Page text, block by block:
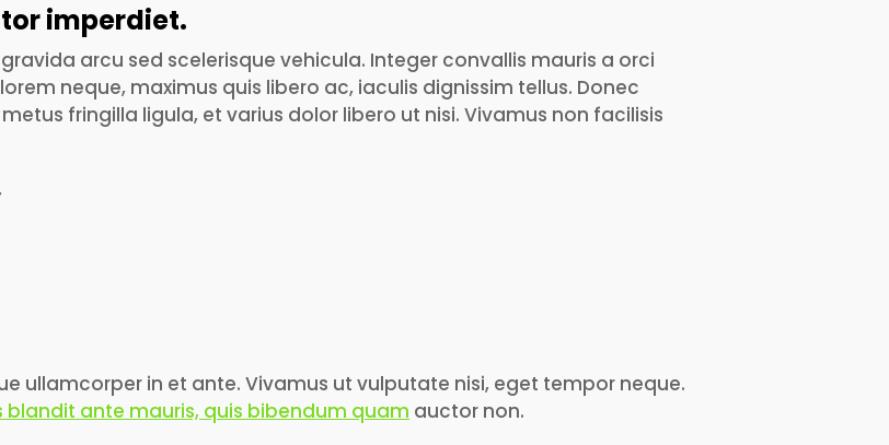
imperdiet.
arcu sed scelerisque vehicula. Integer convallis mauris a orci
neque, maximus quis libero ac, iaculis dignissim tellus. Donec
fringilla ligula, et varius dolor libero ut nisi. Vivamus non facilisis
ullamcorper in et ante. Vivamus ut vulputate nisi, eget tempor neque.
blandit ante mauris, quis bibendum quam auctor non.